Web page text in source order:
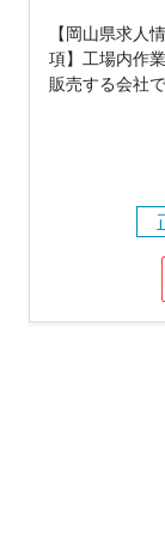
【岡山県求人
項】工場内作
販売する会社